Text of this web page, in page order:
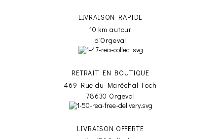
LIVRAISON RAPIDE
10 km autour
d'Orgeval
RETRAIT EN BOUTIQUE
469 Rue du Maréchal Foch
78630 Orgeval
LIVRAISON OFFERTE